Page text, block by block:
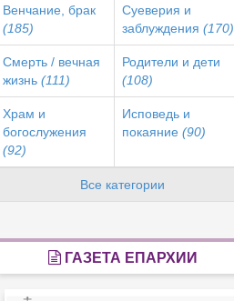
Венчание, брак
(185)
Суеверия и
заблуждения (170)
Смерть / вечная
жизнь (111)
Родители и дети
(108)
Храм и
богослужения
(92)
Исповедь и
покаяние (90)
Все категории
ГАЗЕТА ЕПАРХИИ